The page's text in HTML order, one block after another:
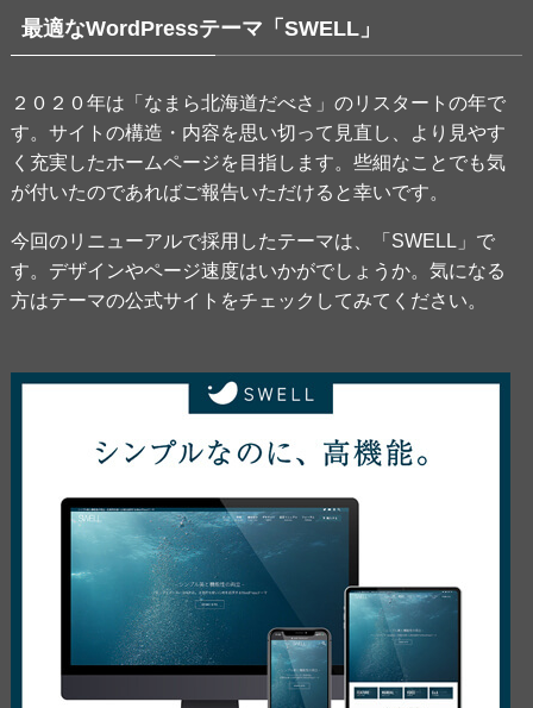
最適なWordPressテーマ「SWELL」
２０２０年は「なまら北海道だべさ」のリスタートの年で
す。サイトの構造・内容を思い切って見直し、より見やす
く充実したホームページを目指します。些細なことでも気
が付いたのであればご報告いただけると幸いです。
今回のリニューアルで採用したテーマは、「SWELL」で
す。デザインやページ速度はいかがでしょうか。気になる
方はテーマの公式サイトをチェックしてみてください。